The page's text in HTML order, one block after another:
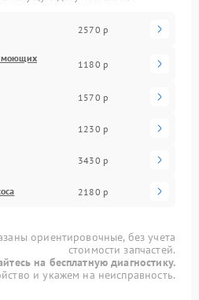
2570 р
моющих
1180 р
1570 р
1230 р
3430 р
2180 р
ориентировочные, без учета
стоимости запчастей.
на бесплатную диагностику.
и укажем на неисправность.